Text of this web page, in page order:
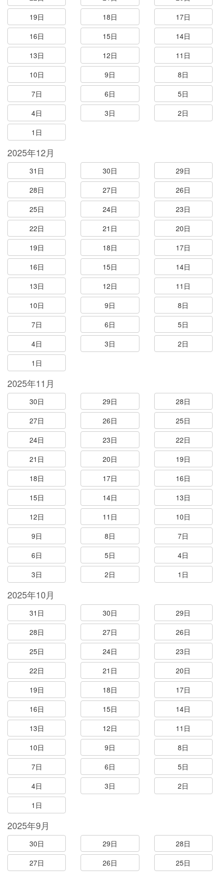
19日
18日
17日
16日
15日
14日
13日
12日
11日
10日
9日
8日
7日
6日
5日
4日
3日
2日
1日
2025年12月
31日 30日
29日
28日
27日
26日
25日
24日
23日
22日
21日
20日
19日
18日
17日
16日
15日
14日
13日
12日
11日
10日
9日
8日
7日
6日
5日
4日
3日
2日
1日
2025年11月
30日 29日
28日
27日
26日
25日
24日
23日
22日
21日
20日
19日
18日
17日
16日
15日
14日
13日
12日
11日
10日
9日
8日
7日
6日
5日
4日
3日
2日 1日
2025年10月
31日 30日
29日
28日
27日
26日
25日
24日
23日
22日
21日
20日
19日
18日
17日
16日
15日
14日
13日
12日
11日
10日
9日
8日
7日
6日
5日
4日
3日
2日
1日
2025年9月
30日 29日
28日
27日
26日
25日